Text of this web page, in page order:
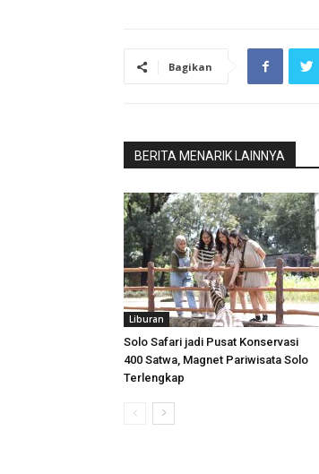
Bagikan
BERITA MENARIK LAINNYA
Liburan
Solo Safari jadi Pusat Konservasi
400 Satwa, Magnet Pariwisata Solo
Terlengkap